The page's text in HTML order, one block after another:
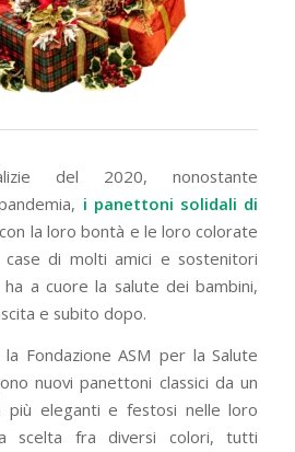
del 2020, nonostante
i panettoni solidali di
la loro bontà e le loro colorate
case di molti amici e sostenitori
ha a cuore la salute dei bambini,
e subito dopo.
la Fondazione ASM per la Salute
nuovi panettoni classici da un
più eleganti e festosi nelle loro
scelta fra diversi colori, tutti